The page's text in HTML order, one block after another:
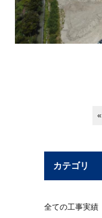
«
カテゴリ
全ての工事実績